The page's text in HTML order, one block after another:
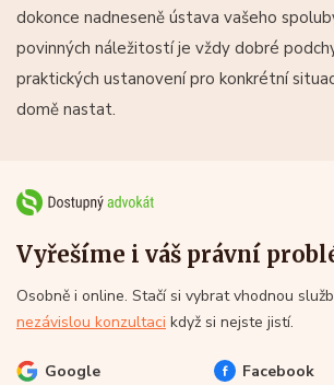
dokonce nadneseně ústava vašeho
povinných náležitostí je vždy dobré
praktických ustanovení pro konkrétní
domě nastat.
Vyřešíme i váš právní
Osobně i online. Stačí si vybrat vhodnou
nezávislou konzultaci když si nejste jistí.
Google Facebook